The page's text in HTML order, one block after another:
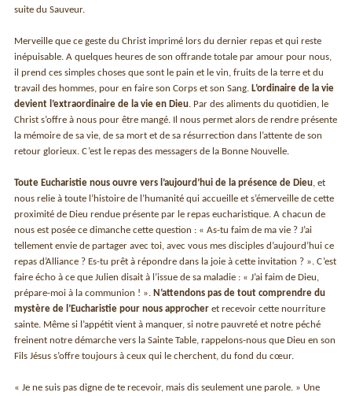
suite du Sauveur.
Merveille que ce geste du Christ imprimé lors du dernier repas et qui reste
inépuisable. A quelques heures de son offrande totale par amour pour nous,
il prend ces simples choses que sont le pain et le vin, fruits de la terre et du
travail des hommes, pour en faire son Corps et son Sang.
L’ordinaire de la vie
devient l’extraordinaire de la vie en Dieu . Par des aliments du quotidien, le
Christ s’offre à nous pour être mangé. Il nous permet alors de rendre présente
la mémoire de sa vie, de sa mort et de sa résurrection dans l’attente de son
retour glorieux. C’est le repas des messagers de la Bonne Nouvelle.
Toute Eucharistie nous ouvre vers l’aujourd’hui de la présence de Dieu , et
nous relie à toute l’histoire de l’humanité qui accueille et s’émerveille de cette
proximité de Dieu rendue présente par le repas eucharistique. A chacun de
nous est posée ce dimanche cette question : « As-tu faim de ma vie ? J’ai
tellement envie de partager avec toi, avec vous mes disciples d’aujourd’hui ce
repas d’Alliance ? Es-tu prêt à répondre dans la joie à cette invitation ? ». C’est
faire écho à ce que Julien disait à l’issue de sa maladie : « J’ai faim de Dieu,
prépare-moi à la communion ! ».
N’attendons pas de tout comprendre du
mystère de l’Eucharistie pour nous approcher et recevoir cette nourriture
sainte. Même si l’appétit vient à manquer, si notre pauvreté et notre péché
freinent notre démarche vers la Sainte Table, rappelons-nous que Dieu en son
Fils Jésus s’offre toujours à ceux qui le cherchent, du fond du cœur.
« Je ne suis pas digne de te recevoir, mais dis seulement une parole. » Une